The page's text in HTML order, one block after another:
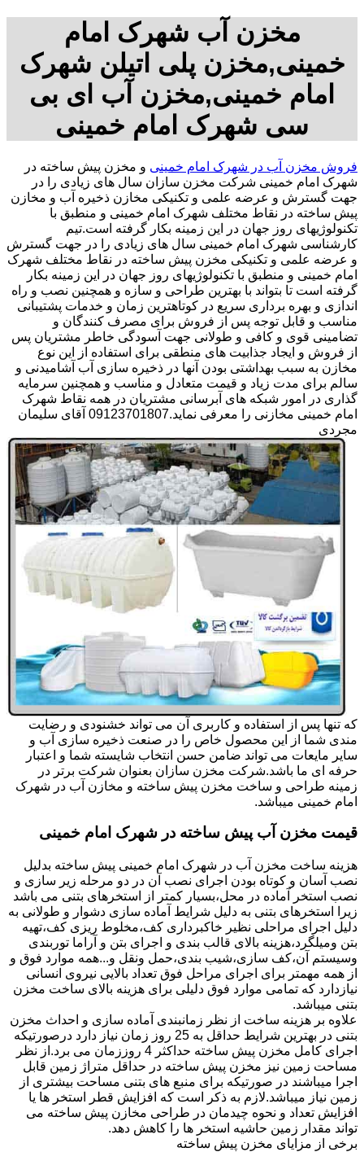
مخزن آب شهرک امام
خمینی,مخزن پلی اتیلن شهرک
امام خمینی,مخزن آب ای بی
سی شهرک امام خمینی
فروش مخزن آب در شهرک امام خمینی و مخزن پیش ساخته در
شهرک امام خمینی شرکت مخزن سازان سال های زیادی را در
جهت گسترش و عرضه علمی و تکنیکی مخازن ذخیره آب و مخازن
پیش ساخته در نقاط مختلف شهرک امام خمینی و منطبق با
تکنولوژیهای روز جهان در این زمینه بکار گرفته است.تیم
کارشناسی شهرک امام خمینی سال های زیادی را در جهت گسترش
و عرضه علمی و تکنیکی مخزن پیش ساخته در نقاط مختلف شهرک
امام خمینی و منطبق با تکنولوژیهای روز جهان در این زمینه بکار
گرفته است تا بتواند با بهترین طراحی و سازه و همچنین نصب و راه
اندازی و بهره برداری سریع در کوتاهترین زمان و خدمات پشتیبانی
مناسب و قابل توجه پس از فروش برای مصرف کنندگان و
تضامینی قوی و کافی و طولانی جهت آسودگی خاطر مشتریان پس
از فروش و ایجاد جذابیت های منطقی برای استفاده از این نوع
مخازن به سبب بهداشتی بودن آنها در ذخیره سازی آب آشامیدنی و
سالم برای مدت زیاد و قیمت متعادل و مناسب و همچنین سرمایه
گذاری در امور شبکه های آبرسانی مشتریان در همه نقاط شهرک
امام خمینی مخازنی را معرفی نماید.09123701807 آقای سلیمان
مجردی
که تنها پس از استفاده و کاربری آن می تواند خشنودی و رضایت
مندی شما از این محصول خاص را در صنعت ذخیره سازی آب و
سایر مایعات می تواند ضامن حسن انتخاب شایسته شما و اعتبار
حرفه ای ما باشد.شرکت مخزن سازان بعنوان شرکت برتر در
زمینه طراحی و ساخت مخزن پیش ساخته و مخازن آب در شهرک
امام خمینی میباشد.
قیمت مخزن آب پیش ساخته در شهرک امام خمینی
هزینه ساخت مخزن آب در شهرک امام خمینی پیش ساخته بدلیل
نصب آسان و کوتاه بودن اجرای نصب آن در دو مرحله زیر سازی و
نصب استخر آماده در محل،بسیار کمتر از استخرهای بتنی می باشد
زیرا استخرهای بتنی به دلیل شرایط آماده سازی دشوار و طولانی به
دلیل اجرای مراحلی نظیر خاکبرداری کف،مخلوط ریزی کف،تهیه
بتن ومیلگرد،هزینه بالای قالب بندی و اجرای بتن و آراما توربندی
وسیستم آن،کف سازی،شیب بندی،حمل ونقل و...همه موارد فوق و
از همه مهمتر برای اجرای مراحل فوق تعداد بالایی نیروی انسانی
نیازدارد که تمامی موارد فوق دلیلی برای هزینه بالای ساخت مخزن
بتنی میباشد.
علاوه بر هزینه ساخت از نظر زمانبندی آماده سازی و احداث مخزن
بتنی در بهترین شرایط حداقل به 25 روز زمان نیاز دارد درصورتیکه
اجرای کامل مخزن پیش ساخته حداکثر 4 روززمان می برد.از نظر
مساحت زمین نیز مخزن پیش ساخته در حداقل متراژ زمین قابل
اجرا میباشند در صورتیکه برای منبع های بتنی مساحت بیشتری از
زمین نیاز میباشد.لازم به ذکر است که افزایش قطر استخر ها یا
افزایش تعداد و نحوه چیدمان در طراحی مخازن پیش ساخته می
تواند مقدار زمین حاشیه استخر ها را کاهش دهد.
برخی از مزایای مخزن پیش ساخته